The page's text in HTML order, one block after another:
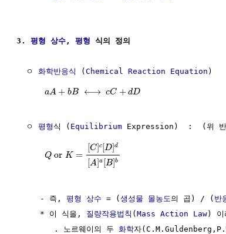
3. 평형 상수 , 평형 식의 정의
  ㅇ
화학반응식 (Chemical Reaction Equation )
aA + bB ⟷ cC + dD
  ㅇ
평형 식 ( Equilibrium Expression)  :  (위 반
Q or K =
[C]c [D]d
[A]a [B]b
     - 즉,
평형 상수 = (생성물 몰농도 의 곱) / ( 반
     * 이 식을,
질량작용법칙 (Mass Action Law) 이
        . 노르웨이의 두
화학자